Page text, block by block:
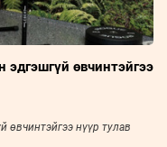
өвчинтэйгээ
өвчинтэйгээ нүүр тулав